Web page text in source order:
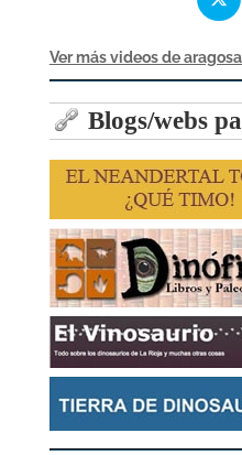
Ver más videos de
Blogs/webs